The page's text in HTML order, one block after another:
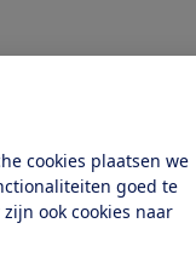
cookies plaatsen we
goed te
ook cookies naar